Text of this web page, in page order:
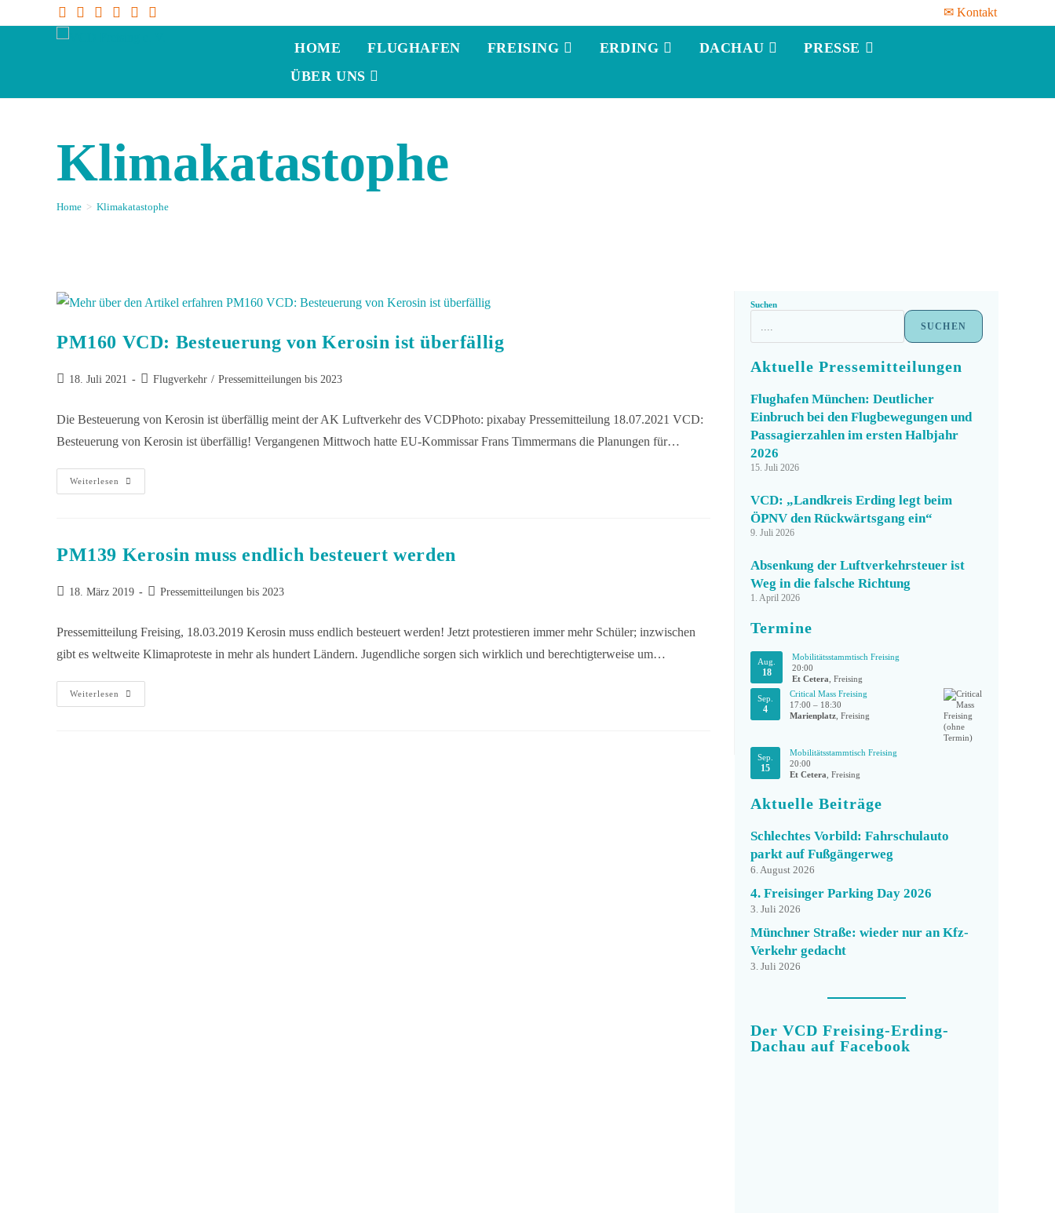
✉ Kontakt
HOME FLUGHAFEN FREISING ERDING DACHAU
PRESSE
ÜBER UNS
Klimakatastophe
Home > Klimakatastophe
PM160 VCD: Besteuerung von Kerosin ist überfällig
18. Juli 2021 Flugverkehr / Pressemitteilungen bis 2023
Die Besteuerung von Kerosin ist überfällig meint der AK Luftverkehr des VCDPhoto: pixabay Pressemitteilung 18.07.2021 VCD:
Besteuerung von Kerosin ist überfällig! Vergangenen Mittwoch hatte EU-Kommissar Frans Timmermans die Planungen für…
Weiterlesen
PM139 Kerosin muss endlich besteuert werden
18. März 2019 Pressemitteilungen bis 2023
Pressemitteilung Freising, 18.03.2019 Kerosin muss endlich besteuert werden! Jetzt protestieren immer mehr Schüler; inzwischen
gibt es weltweite Klimaproteste in mehr als hundert Ländern. Jugendliche sorgen sich wirklich und berechtigterweise um…
Weiterlesen
Suchen
SUCHEN
Aktuelle Pressemitteilungen
Flughafen München: Deutlicher
Einbruch bei den Flugbewegungen und
Passagierzahlen im ersten Halbjahr
2026
15. Juli 2026
VCD: „Landkreis Erding legt beim
ÖPNV den Rückwärtsgang ein“
9. Juli 2026
Absenkung der Luftverkehrsteuer ist
Weg in die falsche Richtung
1. April 2026
Termine
Aug.
18
Mobilitätsstammtisch Freising
20:00
Et Cetera , Freising
Sep.
4
Critical Mass Freising
17:00 – 18:30
Marienplatz , Freising
Sep.
15
Mobilitätsstammtisch Freising
20:00
Et Cetera , Freising
Aktuelle Beiträge
Schlechtes Vorbild: Fahrschulauto
parkt auf Fußgängerweg
6. August 2026
4. Freisinger Parking Day 2026
3. Juli 2026
Münchner Straße: wieder nur an Kfz-
Verkehr gedacht
3. Juli 2026
Der VCD Freising-Erding-
Dachau auf Facebook